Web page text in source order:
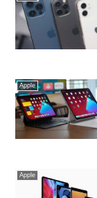
Apple
Apple